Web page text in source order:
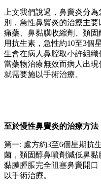
上文我們說過，鼻竇炎分
別，急性鼻竇炎的治療主
痛藥、鼻黏膜收縮劑、類
用抗生素，急性約10至3個
生會在病人鼻腔取小許組織
當藥物治療無效而病人出現
就需要施以手術治療。
至於慢性鼻竇炎的治療方法
第一: 處方約3至6個星期抗
菌，類固醇鼻噴劑減低鼻
黏膜腫脹完全阻塞鼻竇開
以手術治療。